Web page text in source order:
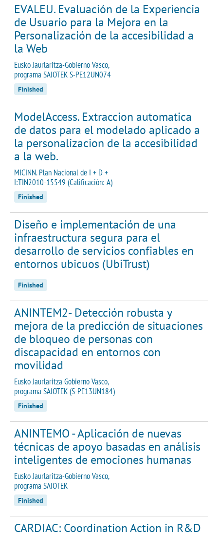
EVALEU. Evaluación de la Experiencia
de Usuario para la Mejora en la
Personalización de la accesibilidad a
la Web
Eusko Jaurlaritza-Gobierno Vasco,
programa SAIOTEK S-PE12UN074
Finished
ModelAccess. Extraccion automatica
de datos para el modelado aplicado a
la personalizacion de la accesibilidad
a la web.
MICINN. Plan Nacional de I + D +
I:TIN2010-15549 (Calificación: A)
Finished
Diseño e implementación de una
infraestructura segura para el
desarrollo de servicios confiables en
entornos ubicuos (UbiTrust)
Finished
ANINTEM2- Detección robusta y
mejora de la predicción de situaciones
de bloqueo de personas con
discapacidad en entornos con
movilidad
Eusko Jaurlaritza Gobierno Vasco,
programa SAIOTEK (S-PE13UN184)
Finished
ANINTEMO - Aplicación de nuevas
técnicas de apoyo basadas en análisis
inteligentes de emociones humanas
Eusko Jaurlaritza-Gobierno Vasco,
programa SAIOTEK
Finished
CARDIAC: Coordination Action in R&D